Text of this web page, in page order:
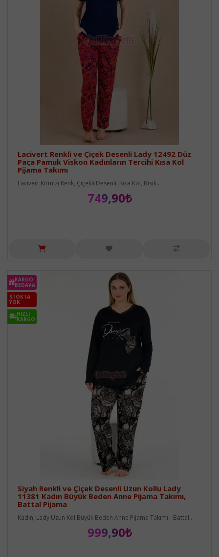
Lacivert Renkli ve Çiçek Desenli Lady 12492 Düz
Paça Pamuk Viskon Kadınların Tercihi Kısa Kol
Pijama Takımı
Lacivert Kırmızı Renk, Çiçekli Desenli, Kısa Kol, Bisik..
749,90₺
KARGO
BEDAVA
STOKTA
YOK
HIZLI
KARGO
Siyah Renkli ve Çiçek Desenli Uzun Kollu Lady
11381 Kadın Büyük Beden Anne Pijama Takımı,
Battal Pijama
Kadın, Lady Uzun Kol Büyük Beden Anne Pijama Takımı - Battal..
999,90₺